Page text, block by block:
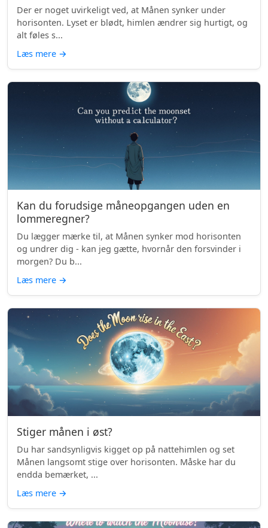
Der er noget uvirkeligt ved, at Månen synker under
horisonten. Lyset er blødt, himlen ændrer sig hurtigt, og
alt føles s...
Læs mere →
Kan du forudsige måneopgangen uden en
lommeregner?
Du lægger mærke til, at Månen synker mod horisonten
og undrer dig - kan jeg gætte, hvornår den forsvinder i
morgen? Du b...
Læs mere →
Stiger månen i øst?
Du har sandsynligvis kigget op på nattehimlen og set
Månen langsomt stige over horisonten. Måske har du
endda bemærket, ...
Læs mere →